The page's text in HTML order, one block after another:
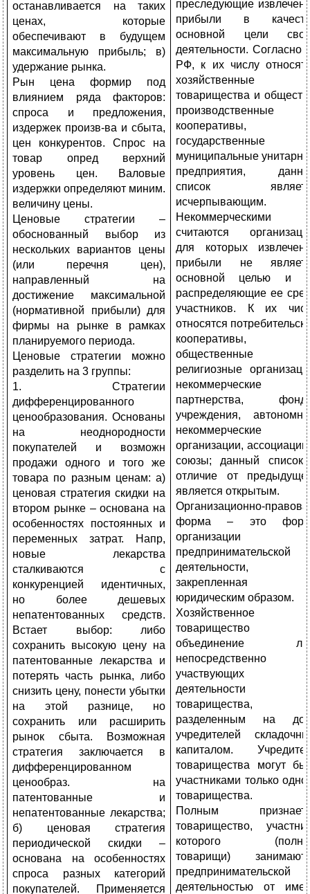
останавливается на таких
ценах, которые
обеспечивают в будущем
максимальную прибыль; в)
удержание рынка.
Рын цена формир под
влиянием ряда факторов:
спроса и предложения,
издержек произв-ва и сбыта,
цен конкурентов. Спрос на
товар опред верхний
уровень цен. Валовые
издержки определяют миним.
величину цены.
Ценовые стратегии –
обоснованный выбор из
нескольких вариантов цены
(или перечня цен),
направленный на
достижение максимальной
(нормативной прибыли) для
фирмы на рынке в рамках
планируемого периода.
Ценовые стратегии можно
разделить на 3 группы:
1. Стратегии
дифференцированного
ценообразования. Основаны
на неоднородности
покупателей и возможн
продажи одного и того же
товара по разным ценам: а)
ценовая стратегия скидки на
втором рынке – основана на
особенностях постоянных и
переменных затрат. Напр,
новые лекарства
сталкиваются с
конкуренцией идентичных,
но более дешевых
непатентованных средств.
Встает выбор: либо
сохранить высокую цену на
патентованные лекарства и
потерять часть рынка, либо
снизить цену, понести убытки
на этой разнице, но
сохранить или расширить
рынок сбыта. Возможная
стратегия заключается в
дифференцированном
ценообраз. на
патентованные и
непатентованные лекарства;
б) ценовая стратегия
периодической скидки –
основана на особенностях
спроса разных категорий
покупателей. Применяется
преследующие
прибыли в
основной цели
деятельности. Согласно
РФ, к их числу
хозяйственные
товарищества и
производственные
кооперативы,
государственные
муниципальные
предприятия,
список
исчерпывающим.
Некоммерческими
считаются
для которых
прибыли не
основной целью и
распределяющие ее
участников. К их
относятся
кооперативы,
общественные
религиозные
некоммерческие
партнерства,
учреждения,
некоммерческие
организации,
союзы; данный список
отличие от
является открытым.
Организационно-
форма – это
организации
предпринимательской
деятельности,
закрепленная
юридическим образом.
Хозяйственное
товарищество
объединение
непосредственно
участвующих
деятельности
товарищества,
разделенным на
учредителей
капиталом.
товарищества могут
участниками только
товарищества.
Полным
товарищество,
которого
товарищи)
предпринимательской
деятельностью от